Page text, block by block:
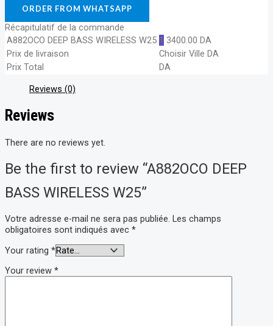
ORDER FROM WHATSAPP
Récapitulatif de la commande
A882OCO DEEP BASS WIRELESS W25 1 3400.00 DA
Prix de livraison
Choisir Ville DA
Prix Total
DA
Reviews (0)
Reviews
There are no reviews yet.
Be the first to review “A882OCO DEEP
BASS WIRELESS W25”
Votre adresse e-mail ne sera pas publiée. Les champs
obligatoires sont indiqués avec *
Your rating *
Your review *